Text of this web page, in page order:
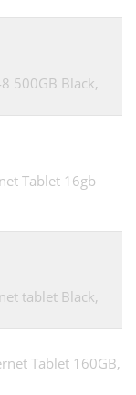
500GB Black,
Tablet 16gb
tablet Black,
Tablet 160GB,